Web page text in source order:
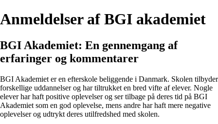
Anmeldelser af BGI akademiet
BGI Akademiet: En gennemgang af
erfaringer og kommentarer
BGI Akademiet er en efterskole beliggende i Danmark. Skolen tilbyder
forskellige uddannelser og har tiltrukket en bred vifte af elever. Nogle
elever har haft positive oplevelser og ser tilbage på deres tid på BGI
Akademiet som en god oplevelse, mens andre har haft mere negative
oplevelser og udtrykt deres utilfredshed med skolen.